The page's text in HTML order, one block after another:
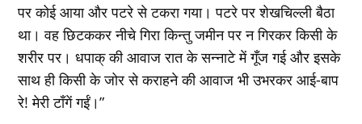
पर कोई आया और पटरे से टकरा गया। पटरे पर शेखचिल्ली बैठा
था। वह छिटककर नीचे गिरा किन्तु जमीन पर न गिरकर किसी के
शरीर पर। धपाक् की आवाज रात के सन्नाटे में गूँज गई और इसके
साथ ही किसी के जोर से कराहने की आवाज भी उभरकर आई-बाप
रे! मेरी टाँगें गईं।”